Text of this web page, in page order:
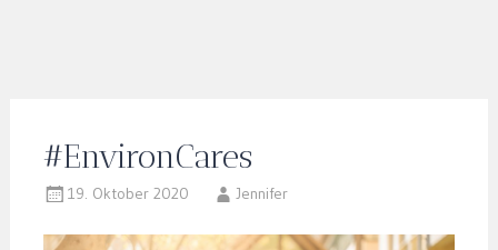
#EnvironCares
19. Oktober 2020 Jennifer